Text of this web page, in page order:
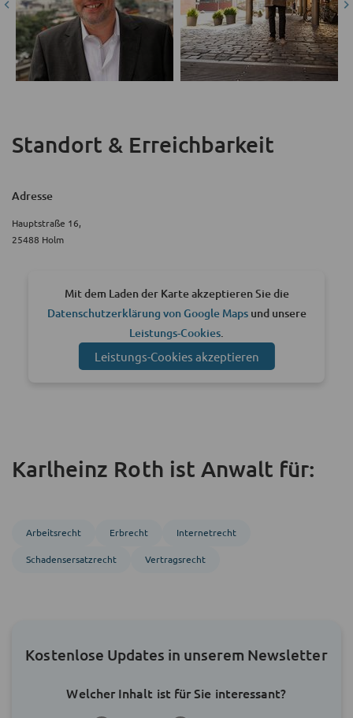
Standort & Erreichbarkeit
Adresse
Hauptstraße 16,
25488 Holm
Mit dem Laden der Karte akzeptieren Sie die
Datenschutzerklärung von Google Mapsund unsere
Leistungs-Cookies
Leistungs-Cookies akzeptieren
Karlheinz Roth ist Anwalt für:
Arbeitsrecht Erbrecht Internetrecht
Schadensersatzrecht Vertragsrecht
Kostenlose Updates in unserem Newsletter
Welcher Inhalt ist für Sie interessant?